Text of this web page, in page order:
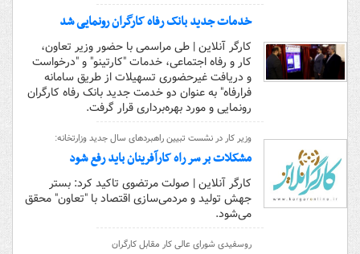
خدمات جدید بانک رفاه کارگران رونمایی شد
کارگر آنلاین | طی مراسمی با حضور وزیر تعاون،
کار و رفاه اجتماعی، خدمات "کارتینو" و "درخواست
و دریافت غیرحضوری تسهیلات از طریق سامانه
فرارفاه" به عنوان دو خدمت جدید بانک رفاه کارگران
رونمایی و مورد بهره‌برداری قرار گرفت.
وزیر کار در نشست تبیین راهبردهای سال جدید وزارتخانه:
مشکلات بر سر راه کارآفرینان باید رفع شود
کارگر آنلاین | صولت مرتضوی تاکید کرد: بستر
جهش تولید و مردمی‌سازی اقتصاد با "تعاون" محقق
می‌شود.
روسفیدی شورای عالی کار مقابل کارگران